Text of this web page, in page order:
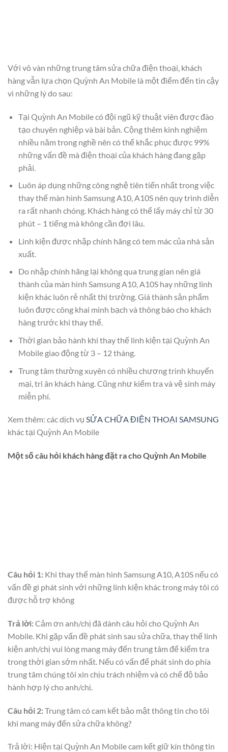
Với vô vàn những trung tâm sửa chữa điện thoại, khách
hàng vẫn lựa chọn Quỳnh An Mobile là một điểm đến tin cậy
vì những lý do sau:
Tại Quỳnh An Mobile có đội ngũ kỹ thuật viên được đào
tạo chuyên nghiệp và bài bản. Cộng thêm kinh nghiệm
nhiều năm trong nghề nên có thể khắc phục được 99%
những vấn đề mà điện thoại của khách hàng đang gặp
phải.
Luôn áp dụng những công nghệ tiên tiến nhất trong việc
thay thế màn hình Samsung A10, A10S nên quy trình diễn
ra rất nhanh chóng. Khách hàng có thể lấy máy chỉ từ 30
phút – 1 tiếng mà không cần đợi lâu.
Linh kiện được nhập chính hãng có tem mác của nhà sản
xuất.
Do nhập chính hãng lại không qua trung gian nên giá
thành của màn hình Samsung A10, A10S hay những linh
kiện khác luôn rẻ nhất thị trường. Giá thành sản phẩm
luôn được công khai minh bạch và thông báo cho khách
hàng trước khi thay thế.
Thời gian bảo hành khi thay thế linh kiện tại Quỳnh An
Mobile giao động từ 3 – 12 tháng.
Trung tâm thường xuyên có nhiều chương trình khuyến
mại, tri ân khách hàng. Cũng như kiểm tra và vệ sinh máy
miễn phí.
Xem thêm: các dịch vụ SỬA CHỮA ĐIỆN THOẠI SAMSUNG
khác tại Quỳnh An Mobile
Một số câu hỏi khách hàng đặt ra cho Quỳnh An Mobile
Câu hỏi 1: Khi thay thế màn hình Samsung A10, A10S nếu có
vấn đề gì phát sinh với những linh kiện khác trong máy tôi có
được hỗ trợ không
Trả lời:Cảm ơn anh/chị đã dành câu hỏi cho Quỳnh An
Mobile. Khi gặp vấn đề phát sinh sau sửa chữa, thay thế linh
kiện anh/chị vui lòng mang máy đến trung tâm để kiểm tra
trong thời gian sớm nhất. Nếu có vấn để phát sinh do phía
trung tâm chúng tôi xin chịu trách nhiệm và có chế độ bảo
hành hợp lý cho anh/chị.
Câu hỏi 2:Trung tâm có cam kết bảo mật thông tin cho tôi
khi mang máy đến sửa chữa không?
Trả lời: Hiện tại Quỳnh An Mobile cam kết giữ kín thông tin